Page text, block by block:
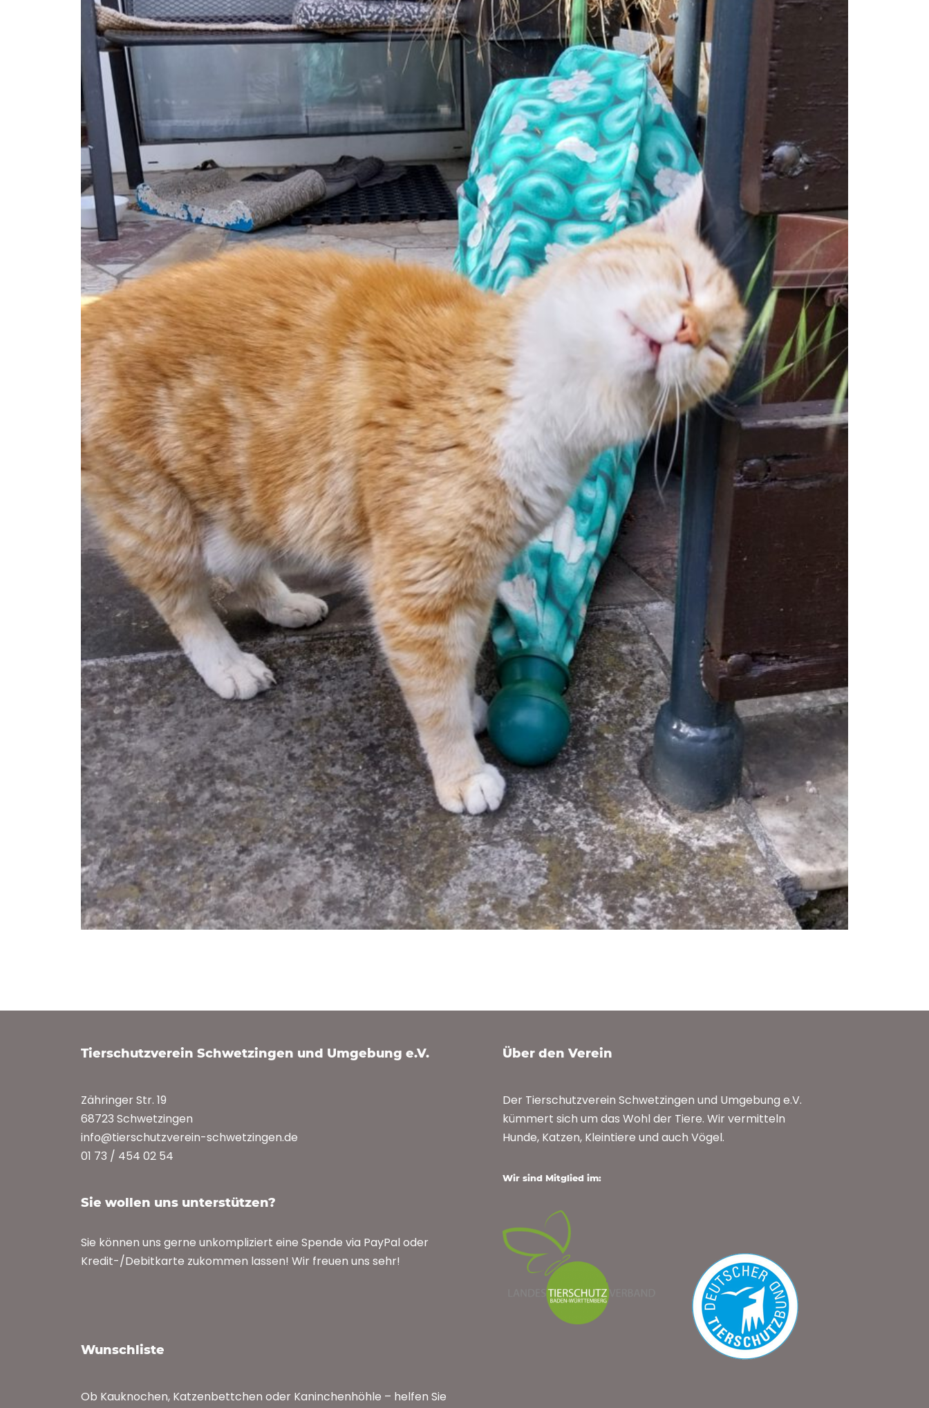
Tierschutzverein Schwetzingen und Umgebung e.V.
Zähringer Str. 19
68723 Schwetzingen
info@tierschutzverein-schwetzingen.de
01 73 / 454 02 54
Sie wollen uns unterstützen?
Sie können uns gerne unkompliziert eine Spende via PayPal oder
Kredit-/Debitkarte zukommen lassen! Wir freuen uns sehr!
Wunschliste
Ob Kauknochen, Katzenbettchen oder Kaninchenhöhle – helfen Sie
Über den Verein
Der Tierschutzverein Schwetzingen und Umgebung e.V.
kümmert sich um das Wohl der Tiere. Wir vermitteln
Hunde, Katzen, Kleintiere und auch Vögel.
Wir sind Mitglied im: